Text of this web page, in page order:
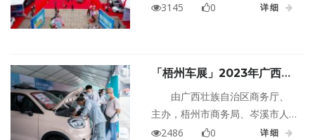
站活动于12月9日在人民广场盛大
型新能源汽车主题展会。
3145 0 详细
「梧州车展」2023年广西新
能源汽车下乡惠民巡展暨“大
篷车”进农村·岑溪站超多福利
等着您来！
由广西壮族自治区商务厅、
主办，梧州市商务局、岑溪市人
民政府承办的2023年广西新能源
2486 0 详细